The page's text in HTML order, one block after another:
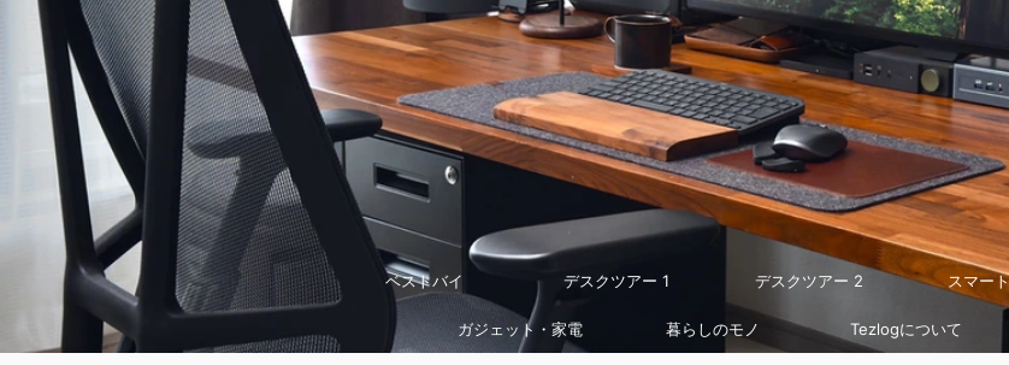
ベストバイ デスクツアー 1 デスクツアー 2 スマー
ガジェット・家電 暮らしのモノ Tezlogについて